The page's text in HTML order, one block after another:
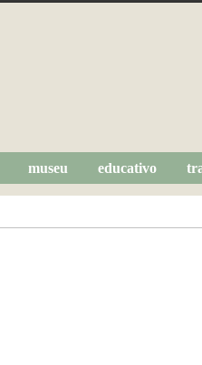
museu educativo